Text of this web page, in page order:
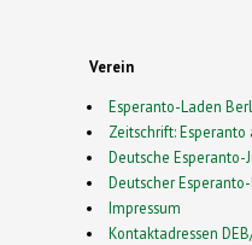
Verein
Esperanto-Laden
Zeitschrift: Esperanto
Deutsche Esperanto-
Deutscher
Impressum
Kontaktadressen